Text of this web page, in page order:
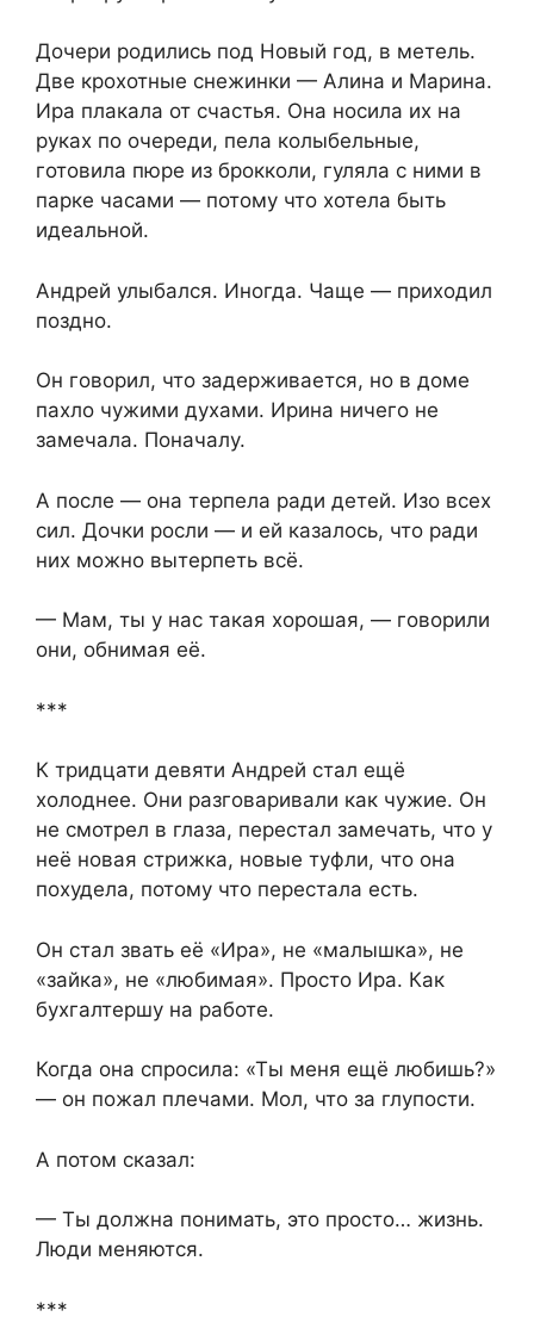
Дочери родились под Новый год, в метель.
Две крохотные снежинки — Алина и Марина.
Ира плакала от счастья. Она носила их на
руках по очереди, пела колыбельные,
готовила пюре из брокколи, гуляла с ними в
парке часами — потому что хотела быть
идеальной.
Андрей улыбался. Иногда. Чаще — приходил
поздно.
Он говорил, что задерживается, но в доме
пахло чужими духами. Ирина ничего не
замечала. Поначалу.
А после — она терпела ради детей. Изо всех
сил. Дочки росли — и ей казалось, что ради
них можно вытерпеть всё.
— Мам, ты у нас такая хорошая, — говорили
они, обнимая её.
***
К тридцати девяти Андрей стал ещё
холоднее. Они разговаривали как чужие. Он
не смотрел в глаза, перестал замечать, что у
неё новая стрижка, новые туфли, что она
похудела, потому что перестала есть.
Он стал звать её «Ира», не «малышка», не
«зайка», не «любимая». Просто Ира. Как
бухгалтершу на работе.
Когда она спросила: «Ты меня ещё любишь?»
— он пожал плечами. Мол, что за глупости.
А потом сказал:
— Ты должна понимать, это просто… жизнь.
Люди меняются.
***